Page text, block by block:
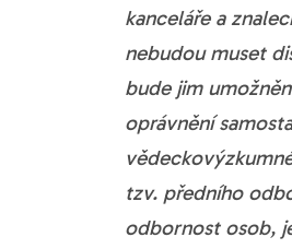
kanceláře a
nebudou muset
bude jim
oprávnění
tzv. předního
odbornost osob,